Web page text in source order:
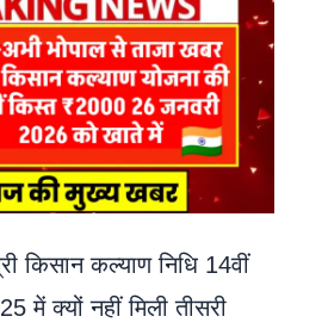
किसान कल्याण निधि 14वीं
में क्यों नहीं मिली तीसरी